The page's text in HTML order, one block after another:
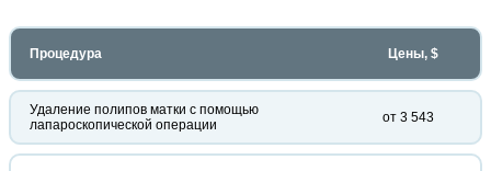
Процедура Цены, $
Удаление полипов матки с помощью
лапароскопической операции
от 3 543